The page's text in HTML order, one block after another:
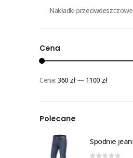
Nakładki przeciwdeszczowe
Cena
min
max
Cena:360 zł— 1100 zł
Polecane